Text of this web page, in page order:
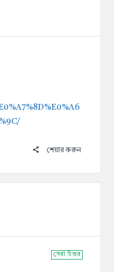
শেয়ার করুন
সেরা উত্তর